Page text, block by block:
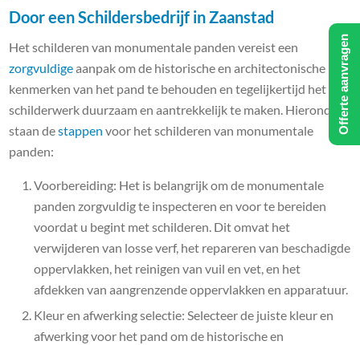
Door een Schildersbedrijf in Zaanstad
Het schilderen van monumentale panden vereist een
zorgvuldigeaanpak om de historische en architectonische
kenmerken van het pand te behouden en tegelijkertijd het
schilderwerk duurzaam en aantrekkelijk te maken. Hieronder
staan destappen voor het schilderen van monumentale
panden:
Voorbereiding: Het is belangrijk om de monumentale
panden zorgvuldig te inspecteren en voor te bereiden
voordat u begint met schilderen. Dit omvat het
verwijderen van losse verf, het repareren van beschadigde
oppervlakken, het reinigen van vuil en vet, en het
afdekken van aangrenzende oppervlakken en apparatuur.
Kleur en afwerking selectie: Selecteer de juiste kleur en
afwerking voor het pand om de historische en
Offerte aanvragen